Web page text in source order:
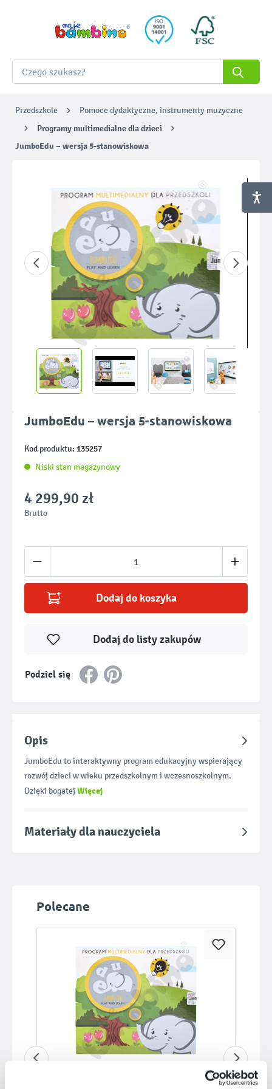
Przedszkole Pomoce dydaktyczne, instrumenty muzyczne
Programy multimedialne dla dzieci
JumboEdu – wersja 5-stanowiskowa
JumboEdu – wersja 5-stanowiskowa
Kod produktu: 135257
Niski stan magazynowy
4 299,90 zł
Brutto
Ilość produktu: Wprowadź żądaną ilość
Dodaj do koszyka
Podziel się
Dodaj do listy zakupów
Opis
JumboEdu to interaktywny program edukacyjny wspierający
rozwój dzieci w wieku przedszkolnym i wczesnoszkolnym.
Dzięki bogatej Więcej
Materiały dla nauczyciela
Pomiń galerię produktów
Polecane